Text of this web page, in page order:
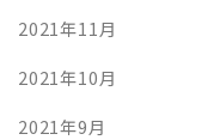
2021年11月
2021年10月
2021年9月